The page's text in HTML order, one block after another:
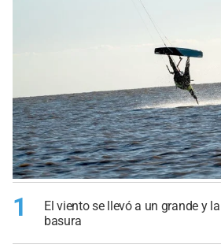
1
El viento se llevó a un grande y
basura